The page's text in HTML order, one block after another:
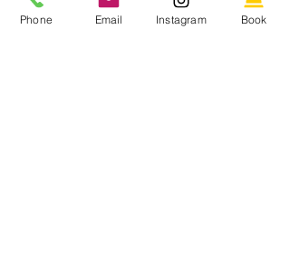
Phone Email Instagram Book